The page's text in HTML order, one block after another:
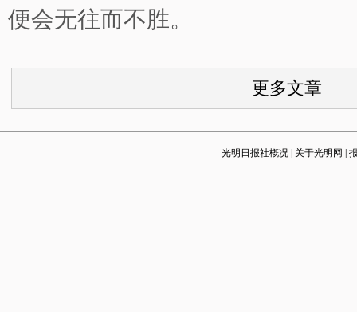
便会无往而不胜。
更多文章
光明日报社概况 关于光明网